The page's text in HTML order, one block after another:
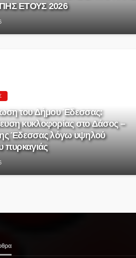
ΕΤΟΥΣ 2026
του Δήμου Έδεσσας:
κυκλοφορίας στο Δάσος –
Έδεσσας λόγω υψηλού
πυρκαγιάς